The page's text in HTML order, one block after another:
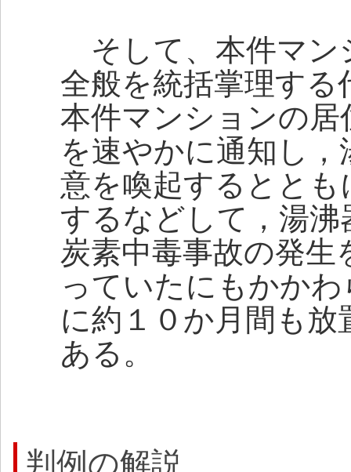
そして、本件マン
全般を統括掌理する
本件マンションの
を速やかに通知し
意を喚起するとと
するなどして，湯
炭素中毒事故の発生
っていたにもかか
に約１０か月間も
ある。
判例の解説